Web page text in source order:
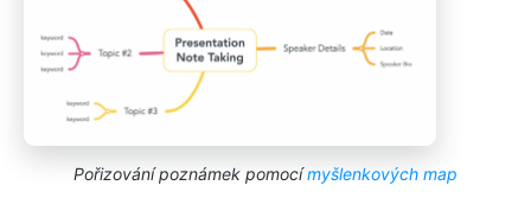
Pořizování poznámek pomocímyšlenkových map